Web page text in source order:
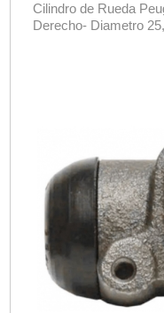
Cilindro de Rueda
Derecho- Diametro